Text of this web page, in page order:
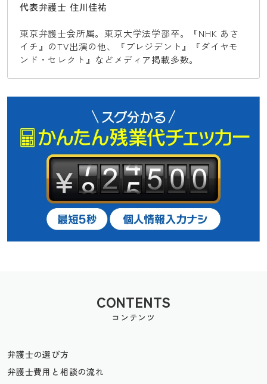
代表弁護士 住川佳祐
東京弁護士会所属。東京大学法学部卒。『NHK あさ
イチ』のTV出演の他、『プレジデント』『ダイヤモ
ンド・セレクト』などメディア掲載多数。
CONTENTS
コンテンツ
弁護士の選び方
弁護士費用と相談の流れ